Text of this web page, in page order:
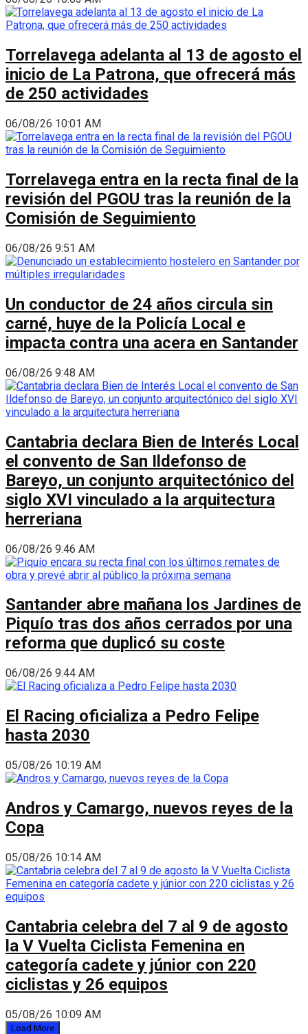
Torrelavega adelanta al 13 de agosto el
inicio de La Patrona, que ofrecerá más
de 250 actividades
06/08/26 10:01 AM
Torrelavega entra en la recta final de la
revisión del PGOU tras la reunión de la
Comisión de Seguimiento
06/08/26 9:51 AM
Un conductor de 24 años circula sin
carné, huye de la Policía Local e
impacta contra una acera en Santander
06/08/26 9:48 AM
Cantabria declara Bien de Interés Local
el convento de San Ildefonso de
Bareyo, un conjunto arquitectónico del
siglo XVI vinculado a la arquitectura
herreriana
06/08/26 9:46 AM
Santander abre mañana los Jardines de
Piquío tras dos años cerrados por una
reforma que duplicó su coste
06/08/26 9:44 AM
El Racing oficializa a Pedro Felipe
hasta 2030
05/08/26 10:19 AM
Andros y Camargo, nuevos reyes de la
Copa
05/08/26 10:14 AM
Cantabria celebra del 7 al 9 de agosto
la V Vuelta Ciclista Femenina en
categoría cadete y júnior con 220
ciclistas y 26 equipos
05/08/26 10:09 AM
Load More